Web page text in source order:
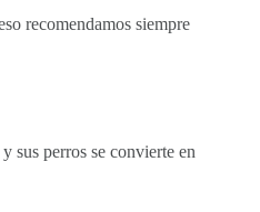
recomendamos siempre
sus perros se convierte en